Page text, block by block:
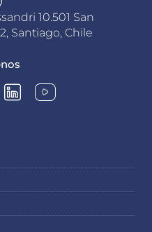
10.501 San
Santiago, Chile